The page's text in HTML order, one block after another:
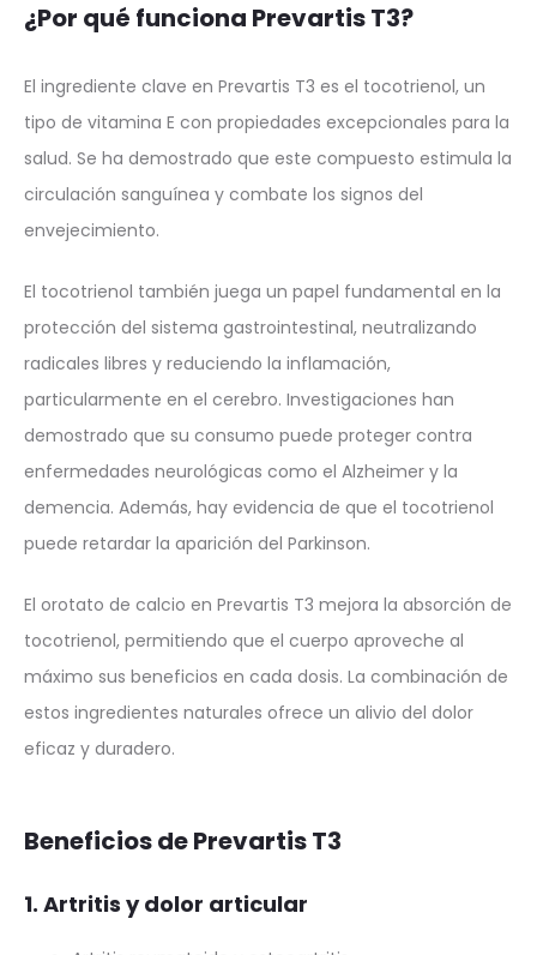
¿Por qué funciona Prevartis T3?
El ingrediente clave en Prevartis T3 es el tocotrienol, un
tipo de vitamina E con propiedades excepcionales para la
salud. Se ha demostrado que este compuesto estimula la
circulación sanguínea y combate los signos del
envejecimiento.
El tocotrienol también juega un papel fundamental en la
protección del sistema gastrointestinal, neutralizando
radicales libres y reduciendo la inflamación,
particularmente en el cerebro. Investigaciones han
demostrado que su consumo puede proteger contra
enfermedades neurológicas como el Alzheimer y la
demencia. Además, hay evidencia de que el tocotrienol
puede retardar la aparición del Parkinson.
El orotato de calcio en Prevartis T3 mejora la absorción de
tocotrienol, permitiendo que el cuerpo aproveche al
máximo sus beneficios en cada dosis. La combinación de
estos ingredientes naturales ofrece un alivio del dolor
eficaz y duradero.
Beneficios de Prevartis T3
1. Artritis y dolor articular